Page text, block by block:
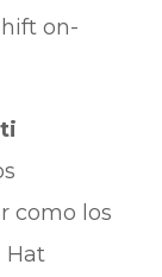
on-
como los
Hat